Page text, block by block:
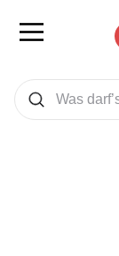
Was wollen Sie suchen
Suchen